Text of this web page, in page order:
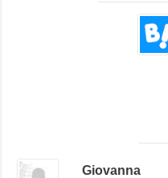
Giovanna